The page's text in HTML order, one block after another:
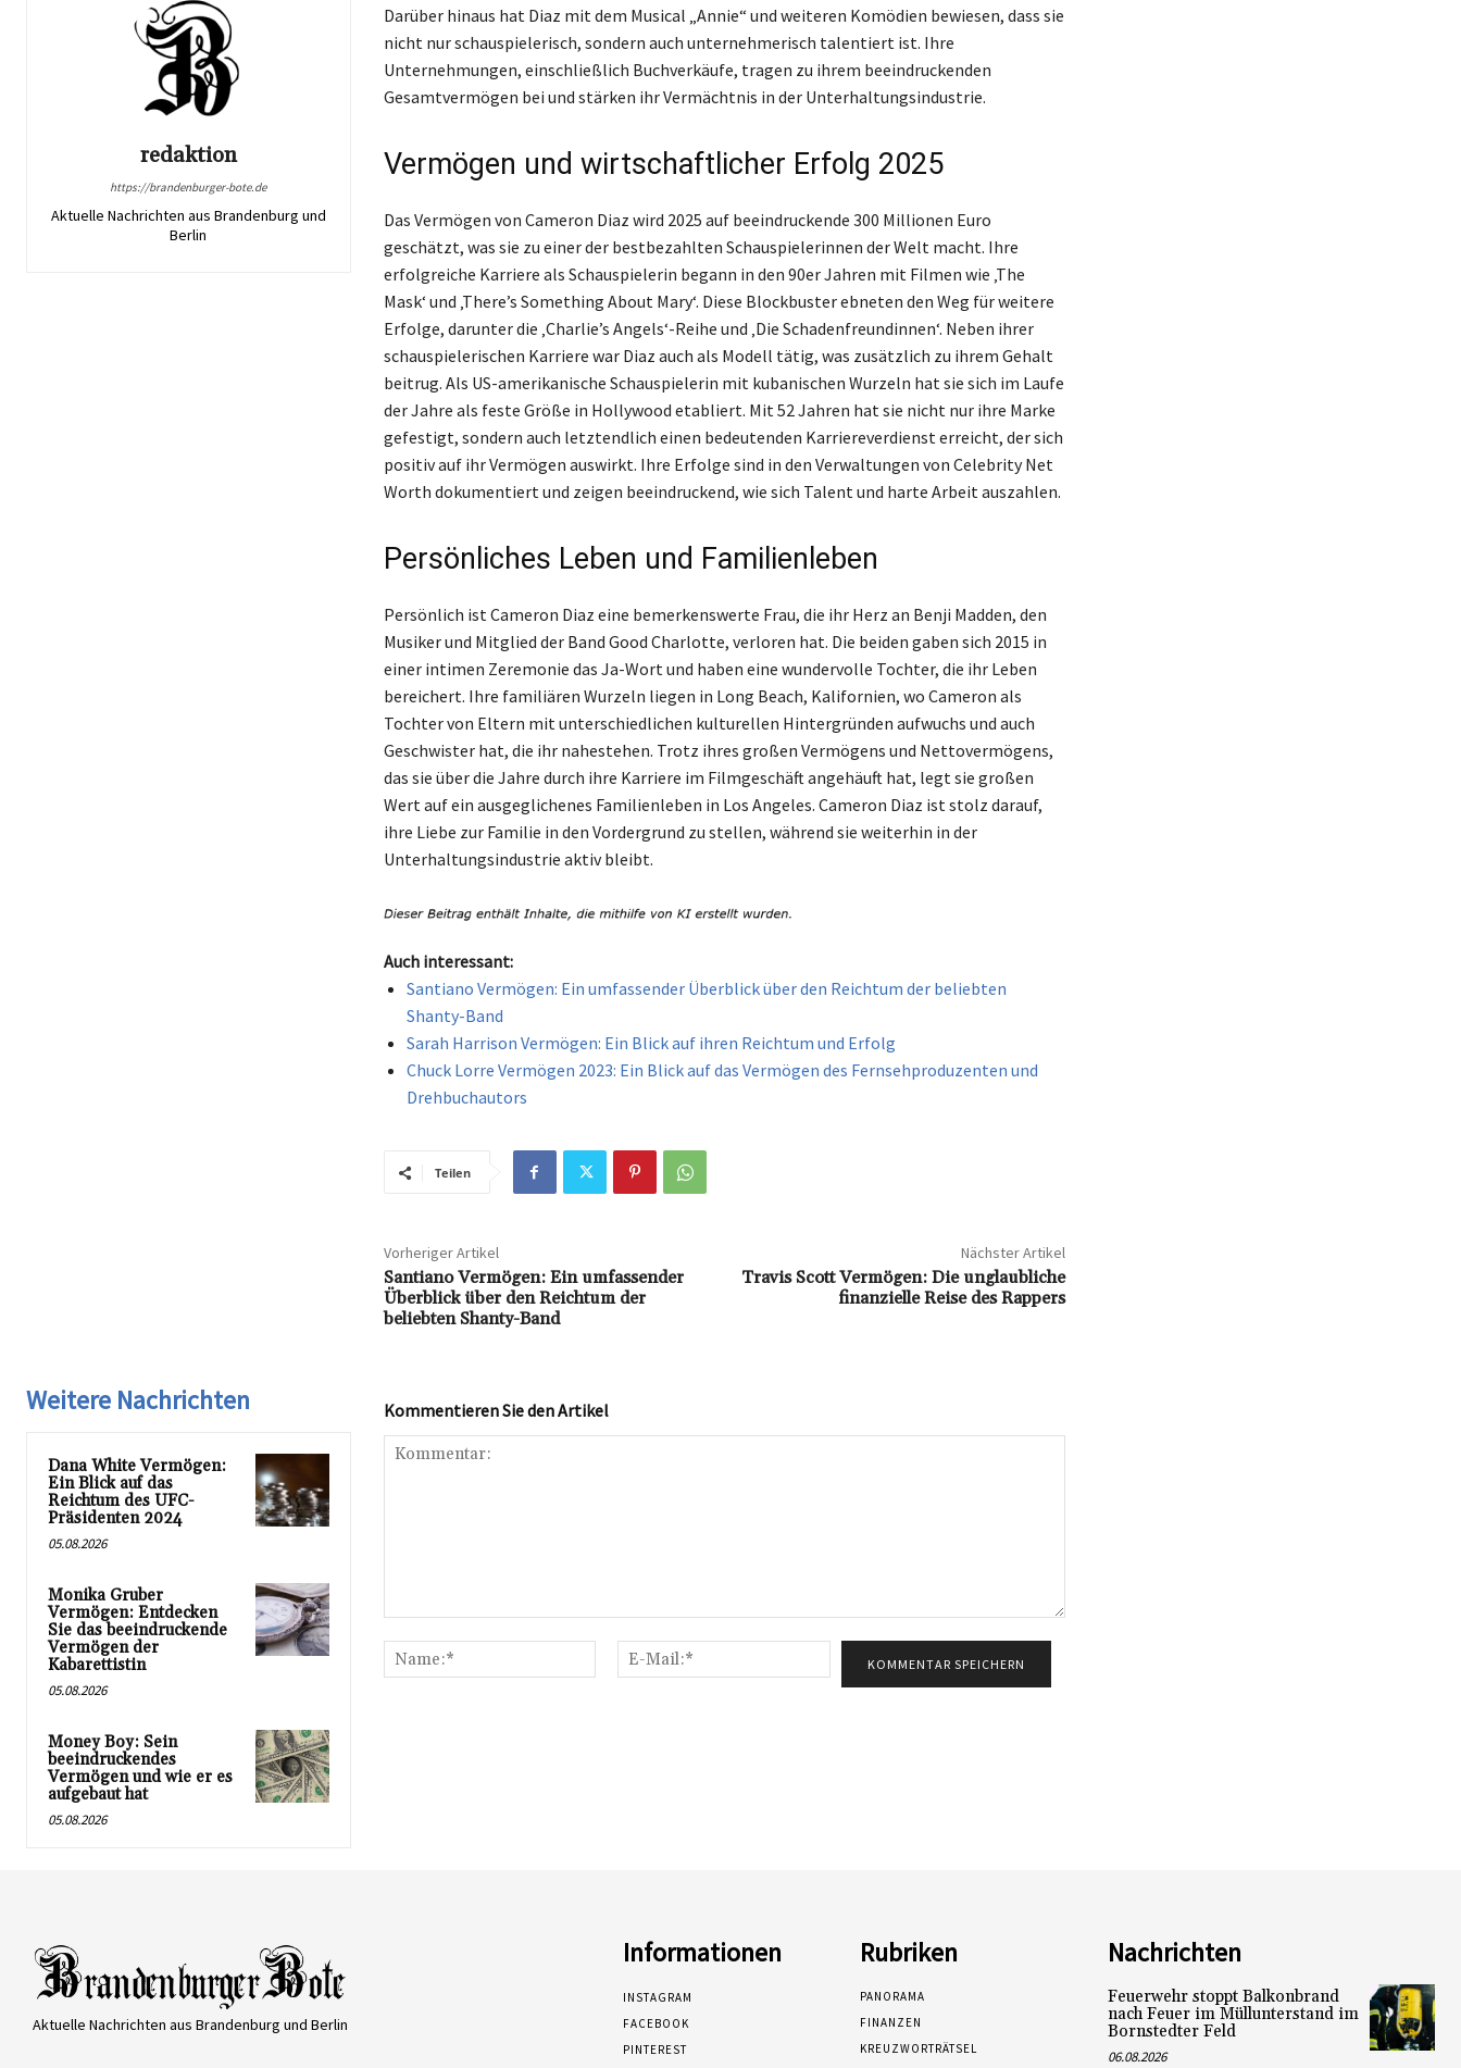
redaktion
https://brandenburger-bote.de
Aktuelle Nachrichten aus Brandenburg und
Berlin
Darüber hinaus hat Diaz mit dem Musical „Annie“ und weiteren Komödien bewiesen, dass sie
nicht nur schauspielerisch, sondern auch unternehmerisch talentiert ist. Ihre
Unternehmungen, einschließlich Buchverkäufe, tragen zu ihrem beeindruckenden
Gesamtvermögen bei und stärken ihr Vermächtnis in der Unterhaltungsindustrie.
Vermögen und wirtschaftlicher Erfolg 2025
Das Vermögen von Cameron Diaz wird 2025 auf beeindruckende 300 Millionen Euro
geschätzt, was sie zu einer der bestbezahlten Schauspielerinnen der Welt macht. Ihre
erfolgreiche Karriere als Schauspielerin begann in den 90er Jahren mit Filmen wie ‚The
Mask‘ und ‚There’s Something About Mary‘. Diese Blockbuster ebneten den Weg für weitere
Erfolge, darunter die ‚Charlie’s Angels‘-Reihe und ‚Die Schadenfreundinnen‘. Neben ihrer
schauspielerischen Karriere war Diaz auch als Modell tätig, was zusätzlich zu ihrem Gehalt
beitrug. Als US-amerikanische Schauspielerin mit kubanischen Wurzeln hat sie sich im Laufe
der Jahre als feste Größe in Hollywood etabliert. Mit 52 Jahren hat sie nicht nur ihre Marke
gefestigt, sondern auch letztendlich einen bedeutenden Karriereverdienst erreicht, der sich
positiv auf ihr Vermögen auswirkt. Ihre Erfolge sind in den Verwaltungen von Celebrity Net
Worth dokumentiert und zeigen beeindruckend, wie sich Talent und harte Arbeit auszahlen.
Persönliches Leben und Familienleben
Persönlich ist Cameron Diaz eine bemerkenswerte Frau, die ihr Herz an Benji Madden, den
Musiker und Mitglied der Band Good Charlotte, verloren hat. Die beiden gaben sich 2015 in
einer intimen Zeremonie das Ja-Wort und haben eine wundervolle Tochter, die ihr Leben
bereichert. Ihre familiären Wurzeln liegen in Long Beach, Kalifornien, wo Cameron als
Tochter von Eltern mit unterschiedlichen kulturellen Hintergründen aufwuchs und auch
Geschwister hat, die ihr nahestehen. Trotz ihres großen Vermögens und Nettovermögens,
das sie über die Jahre durch ihre Karriere im Filmgeschäft angehäuft hat, legt sie großen
Wert auf ein ausgeglichenes Familienleben in Los Angeles. Cameron Diaz ist stolz darauf,
ihre Liebe zur Familie in den Vordergrund zu stellen, während sie weiterhin in der
Unterhaltungsindustrie aktiv bleibt.
Auch interessant:
Santiano Vermögen: Ein umfassender Überblick über den Reichtum der beliebten
Shanty-Band
Sarah Harrison Vermögen: Ein Blick auf ihren Reichtum und Erfolg
Chuck Lorre Vermögen 2023: Ein Blick auf das Vermögen des Fernsehproduzenten und
Drehbuchautors
Teilen
Vorheriger Artikel
Santiano Vermögen: Ein umfassender
Überblick über den Reichtum der
beliebten Shanty-Band
Nächster Artikel
Travis Scott Vermögen: Die unglaubliche
finanzielle Reise des Rappers
Weitere Nachrichten
Dana White Vermögen:
Ein Blick auf das
Reichtum des UFC-
Präsidenten 2024
05.08.2026
Monika Gruber
Vermögen: Entdecken
Sie das beeindruckende
Vermögen der
Kabarettistin
05.08.2026
Money Boy: Sein
beeindruckendes
Vermögen und wie er es
aufgebaut hat
05.08.2026
Kommentieren Sie den Artikel
Name:*
Mail:*
Aktuelle Nachrichten aus Brandenburg und Berlin
Informationen
INSTAGRAM
FACEBOOK
PINTEREST
Rubriken
PANORAMA
FINANZEN
KREUZWORTRÄTSEL
Nachrichten
Feuerwehr stoppt Balkonbrand
nach Feuer im Müllunterstand im
Bornstedter Feld
06.08.2026